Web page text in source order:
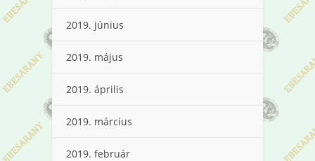
2019. június
2019. május
2019. április
2019. március
2019. február